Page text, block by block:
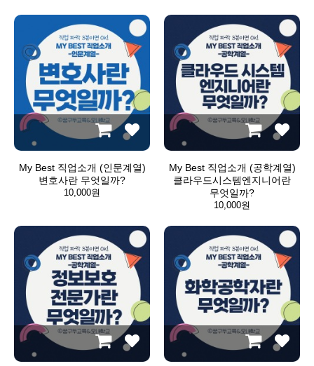
My Best 직업소개 (인문계열)
변호사란 무엇일까?
10,000원
My Best 직업소개 (공학계열)
클라우드시스템엔지니어란
무엇일까?
10,000원